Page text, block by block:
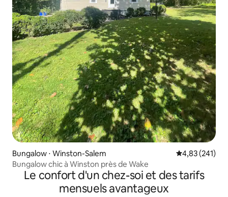
Bungalow ⋅ Winston-Salem Évaluation
4,83 (241)
Bungalow chic à Winston près de Wake
Le confort d'un chez-soi et des tarifs
mensuels avantageux